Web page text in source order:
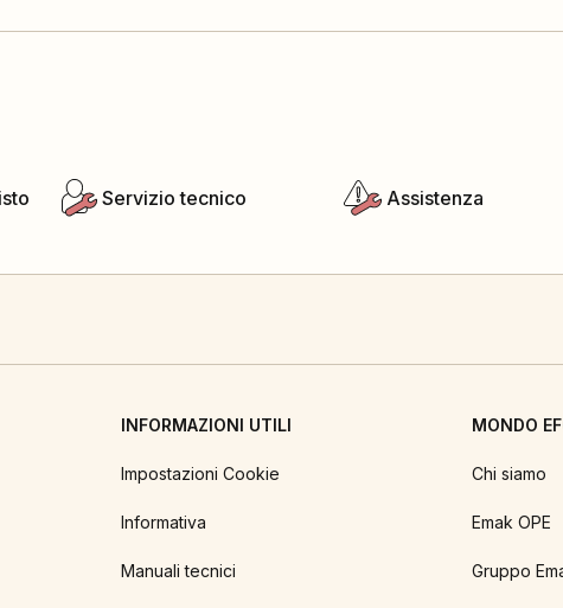
Servizio tecnico Assistenza
INFORMAZIONI UTILI
Impostazioni Cookie
Informativa
Manuali tecnici
MONDO
Chi siamo
Emak OPE
Gruppo